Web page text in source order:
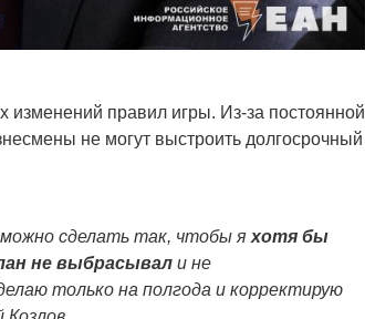
изменений правил игры. Из-за постоянной
не могут выстроить долгосрочный
сделать так, чтобы я хотя бы
не выбрасывал и не
только на полгода и корректирую